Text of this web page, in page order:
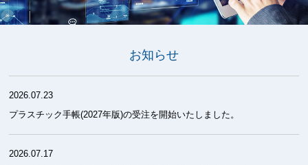
お知らせ
2026.07.23
プラスチック手帳(2027年版)の受注を開始いたしました。
2026.07.17